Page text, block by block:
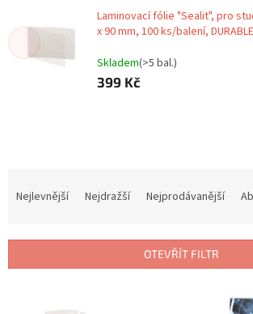
Laminovací fólie "Sealit", pro
x 90 mm, 100 ks/balení,
Skladem(>5 bal.)
399 Kč
í
Nejlevnější Nejdražší Nejprodávanější
OTEVŘÍT FILTR